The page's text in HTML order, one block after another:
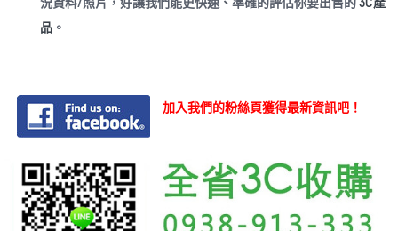
品 。
加入我們的粉絲頁獲得最新資訊吧！